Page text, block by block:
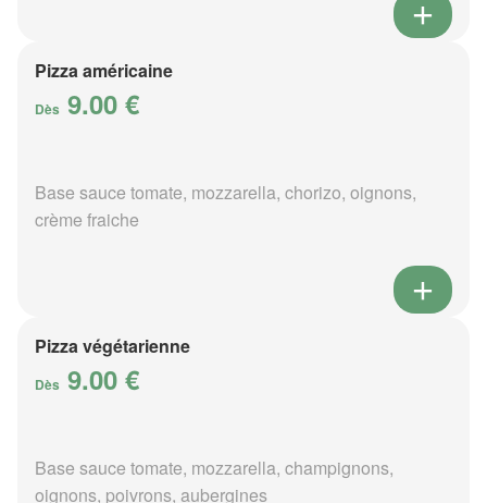
Pizza américaine
Dès 9.00 €
Base sauce tomate, mozzarella, chorizo, oignons,
crème fraiche
Pizza végétarienne
Dès 9.00 €
Base sauce tomate, mozzarella, champignons,
oignons, poivrons, aubergines